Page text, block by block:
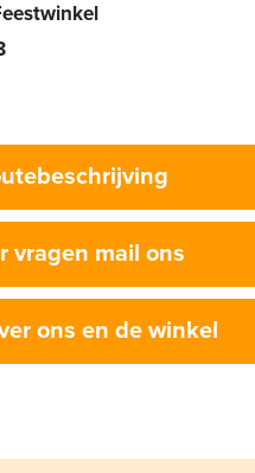
vragen mail ons
ons en de winkel